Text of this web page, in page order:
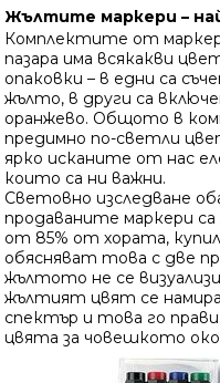
Жълтите маркери –
Комплектите от
пазара има всякакви
опаковки – в едни са
жълто, в други са
оранжево. Общото в
предимно по-светли
ярко исканите от нас
които са ни важни.
Световно изследване
продаваните маркери
от 85% от хората,
обясняват това с две
жълтото не се
жълтият цвят се
спектър и това го
цвята за човешкото